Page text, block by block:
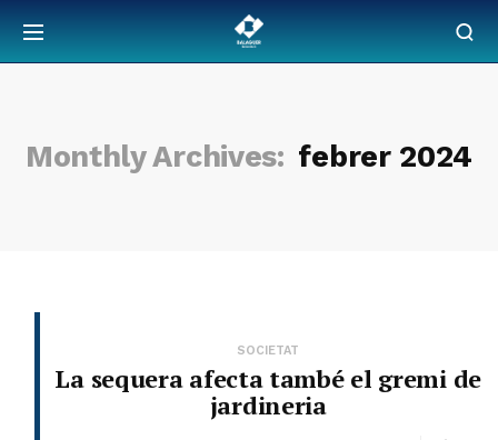
Monthly Archives: febrer 2024
SOCIETAT
La sequera afecta també el gremi de
jardineria